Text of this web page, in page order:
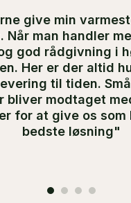
give min
Når man handler
god rådgivning i
Her er der altid
til tiden.
bliver modtaget
for at give os som
bedste løsning"